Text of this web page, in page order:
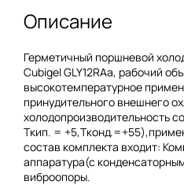
Описание
Герметичный поршневой
Cubigel GLY12RAa, рабочий
высокотемпературное
принудительного внешнего
холодопроизводительность
Ткип. =
состав комплекта входит:
аппаратура(с
виброопоры.